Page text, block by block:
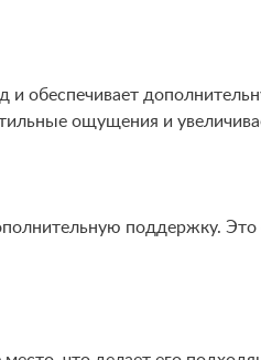
обеспечивает
ощущения и
поддержку. Это